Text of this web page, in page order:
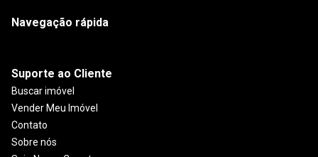
Navegação rápida
Suporte ao Cliente
Buscar imóvel
Vender Meu Imóvel
Contato
Sobre nós